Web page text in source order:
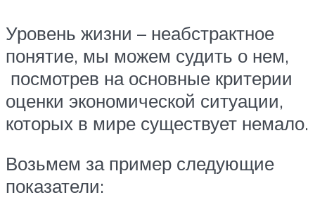
Уровень жизни – неабстрактное
понятие, мы можем судить о нем,
посмотрев на основные критерии
оценки экономической ситуации,
которых в мире существует немало.
Возьмем за пример следующие
показатели: